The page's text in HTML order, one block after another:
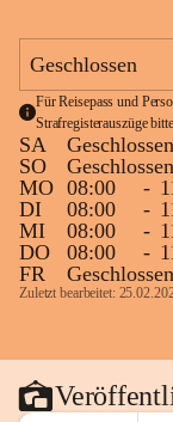
Geschlossen
Für Reisepass und
Strafregisterauszüge
SA
Geschlossen
SO
Geschlossen
MO 08:00 -
DI
08:00 -
MI
08:00 -
DO
08:00 -
FR
Geschlossen
Zuletzt bearbeitet: